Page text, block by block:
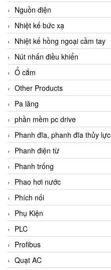
Nguồn điện
Nhiệt kế bức xạ
Nhiệt kế hồng ngoại cầm tay
Nút nhấn điều khiển
Ổ cắm
Other Products
Pa lăng
phần mềm pc drive
Phanh đĩa, phanh đĩa thủy lực
Phanh điện từ
Phanh trống
Phao hơi nước
Phích nối
Phụ Kiện
PLC
Profibus
Quạt AC